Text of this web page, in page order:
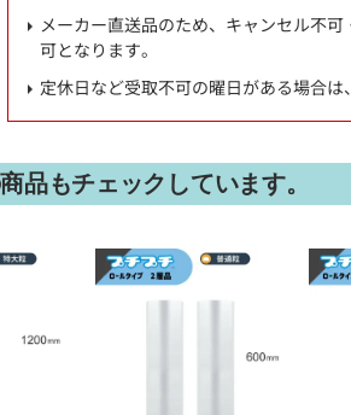
メーカー直送品のため、キャンセル不
可となります。
定休日など受取不可の曜日がある場合は
品もチェックしています。